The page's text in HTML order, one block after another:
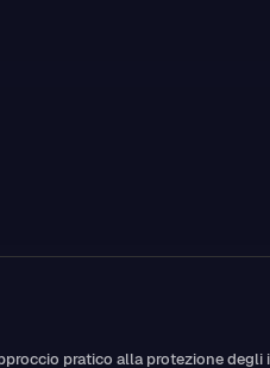
pratico alla protezione degli